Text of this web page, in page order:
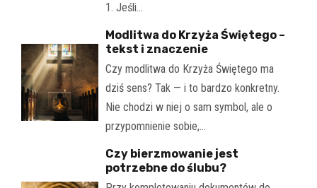
1. Jeśli…
Modlitwa do Krzyża Świętego –
tekst i znaczenie
Czy modlitwa do Krzyża Świętego ma
dziś sens? Tak — i to bardzo konkretny.
Nie chodzi w niej o sam symbol, ale o
przypomnienie sobie,…
Czy bierzmowanie jest
potrzebne do ślubu?